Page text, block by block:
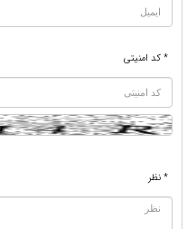
* کد امنیتی
* نظر